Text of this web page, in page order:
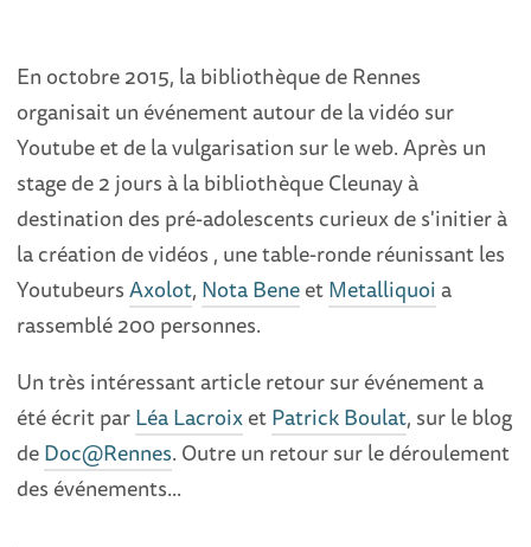
En octobre 2015, la bibliothèque de Rennes
organisait un événement autour de la vidéo sur
Youtube et de la vulgarisation sur le web. Après un
stage de 2 jours à la bibliothèque Cleunay à
destination des pré-adolescents curieux de s'initier à
la création de vidéos , une table-ronde réunissant les
YoutubeursAxolot, Nota BeneetMetalliquoia
rassemblé 200 personnes.
Un très intéressant article retour sur événement a
été écrit parLéa LacroixetPatrick Boulat, sur le blog
deDoc@Rennes. Outre un retour sur le déroulement
des événements...